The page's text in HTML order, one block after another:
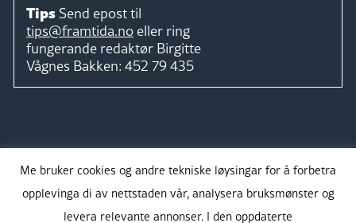
Tips Send epost til
tips@framtida.no eller ring
fungerande redaktør Birgitte
Vågnes Bakken: 452 79 435
Me bruker cookies og andre tekniske løysingar for å forbetra
opplevinga di av nettstaden vår, analysera bruksmønster og
levera relevante annonser. I den oppdaterte